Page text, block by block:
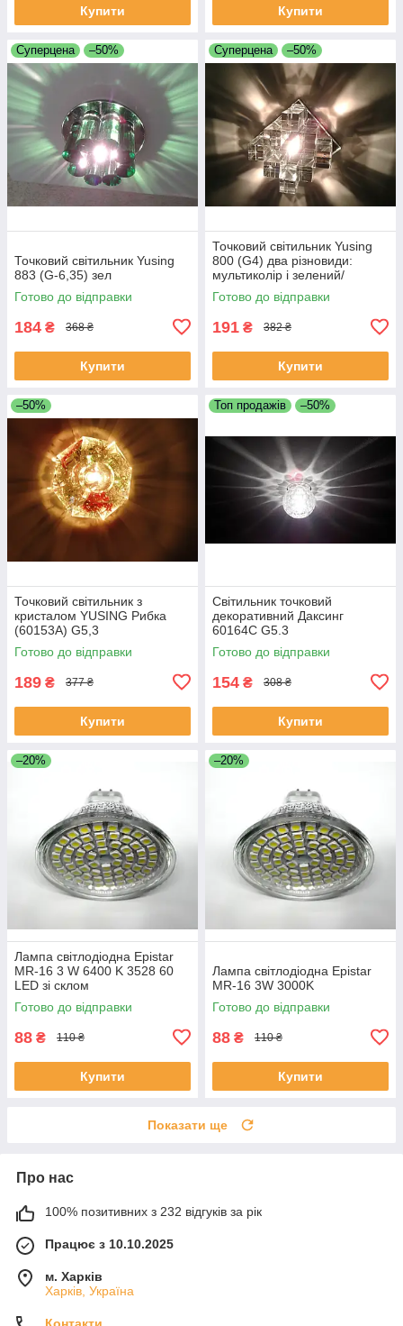
Купити Купити
Суперцена –50%
Точковий світильник Yusing
883 (G-6,35) зел
Готово до відправки
184 ₴ 368 ₴
Купити
Суперцена –50%
Точковий світильник Yusing
800 (G4) два різновиди:
мультиколір і зелений/
рожевий
Готово до відправки
191 ₴ 382 ₴
Купити
–50%
Точковий світильник з
кристалом YUSING Рибка
(60153А) G5,3
Готово до відправки
189 ₴ 377 ₴
Купити
Топ продажів –50%
Світильник точковий
декоративний Даксинг
60164С G5.3
Готово до відправки
154 ₴ 308 ₴
Купити
–20%
Лампа світлодіодна Epistar
MR-16 3 W 6400 K 3528 60
LED зі склом
Готово до відправки
88 ₴ 110 ₴
Купити
–20%
Лампа світлодіодна Epistar
MR-16 3W 3000K
Готово до відправки
88 ₴ 110 ₴
Купити
Показати ще
Про нас
100% позитивних з 232 відгуків за рік
Працює з 10.10.2025
м. Харків
Харків, Україна